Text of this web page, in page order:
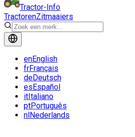
Tractor-Info
TractorenZitmaaiers
enEnglish
frFrançais
deDeutsch
esEspañol
itItaliano
ptPortuguês
nlNederlands